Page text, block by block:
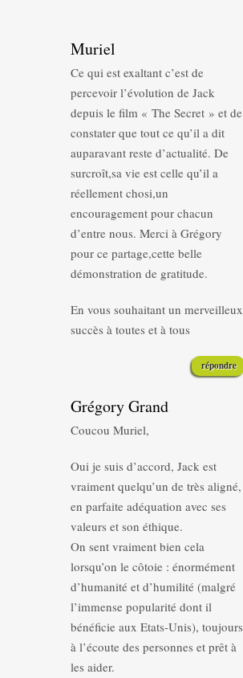
Muriel
Ce qui est exaltant c’est de
percevoir l’évolution de Jack
depuis le film « The Secret » et de
constater que tout ce qu’il a dit
auparavant reste d’actualité. De
surcroît,sa vie est celle qu’il a
réellement chosi,un
encouragement pour chacun
d’entre nous. Merci à Grégory
pour ce partage,cette belle
démonstration de gratitude.
En vous souhaitant un merveilleux
succès à toutes et à tous
répondre
Grégory Grand
Coucou Muriel,
Oui je suis d’accord, Jack est
vraiment quelqu’un de très aligné,
en parfaite adéquation avec ses
valeurs et son éthique.
On sent vraiment bien cela
lorsqu’on le côtoie : énormément
d’humanité et d’humilité (malgré
l’immense popularité dont il
bénéficie aux Etats-Unis), toujours
à l’écoute des personnes et prêt à
les aider.